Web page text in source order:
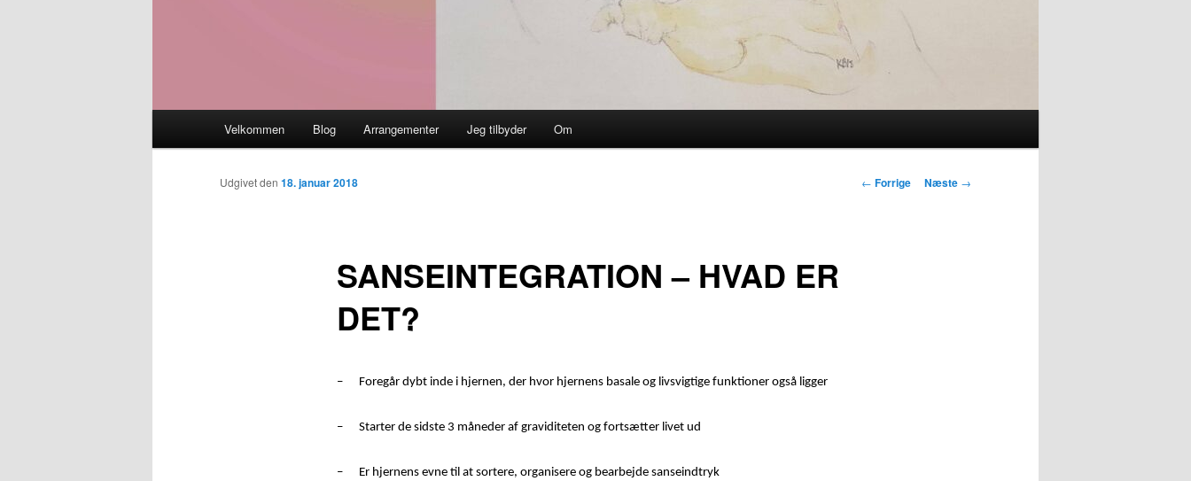
Velkommen Blog Arrangementer Jeg tilbyder Om
Indlægsnavigation
← Forrige Næste →
SANSEINTEGRATION – HVAD ER
DET?
Udgivet den 18. januar 2018
– Foregår dybt inde i hjernen, der hvor hjernens basale og livsvigtige funktioner også ligger
– Starter de sidste 3 måneder af graviditeten og fortsætter livet ud
– Er hjernens evne til at sortere, organisere og bearbejde sanseindtryk